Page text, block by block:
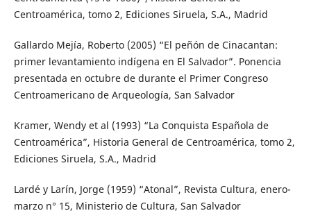
Centroamérica, tomo 2, Ediciones Siruela, S.A., Madrid
Gallardo Mejía, Roberto (2005) “El peñón de Cinacantan:
primer levantamiento indígena en El Salvador”. Ponencia
presentada en octubre de durante el Primer Congreso
Centroamericano de Arqueología, San Salvador
Kramer, Wendy et al (1993) “La Conquista Española de
Centroamérica”, Historia General de Centroamérica, tomo 2,
Ediciones Siruela, S.A., Madrid
Lardé y Larín, Jorge (1959) “Atonal”, Revista Cultura, enero-
marzo n° 15, Ministerio de Cultura, San Salvador